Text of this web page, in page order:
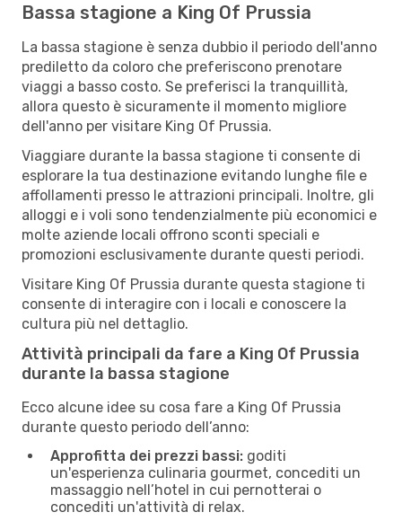
Bassa stagione a King Of Prussia
La bassa stagione è senza dubbio il periodo dell'anno
prediletto da coloro che preferiscono prenotare
viaggi a basso costo. Se preferisci la tranquillità,
allora questo è sicuramente il momento migliore
dell'anno per visitare King Of Prussia.
Viaggiare durante la bassa stagione ti consente di
esplorare la tua destinazione evitando lunghe file e
affollamenti presso le attrazioni principali. Inoltre, gli
alloggi e i voli sono tendenzialmente più economici e
molte aziende locali offrono sconti speciali e
promozioni esclusivamente durante questi periodi.
Visitare King Of Prussia durante questa stagione ti
consente di interagire con i locali e conoscere la
cultura più nel dettaglio.
Attività principali da fare a King Of Prussia
durante la bassa stagione
Ecco alcune idee su cosa fare a King Of Prussia
durante questo periodo dell’anno:
Approfitta dei prezzi bassi: goditi
un'esperienza culinaria gourmet, concediti un
massaggio nell’hotel in cui pernotterai o
concediti un'attività di relax.